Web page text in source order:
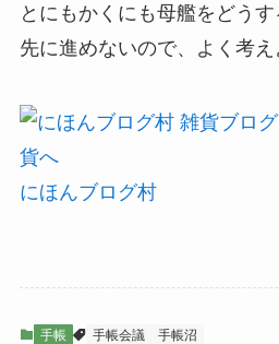
とにもかくにも母艦をどう
先に進めないので、よく考え
にほんブログ村
手帳 手帳会議 手帳沼